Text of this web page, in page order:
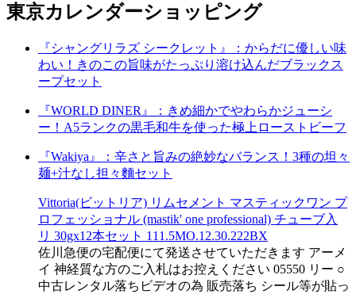
東京カレンダーショッピング
『シャングリラズ シークレット』：からだに優しい味
わい！きのこの旨味がたっぷり溶け込んだブラックス
ープセット
『WORLD DINER』：きめ細かでやわらかジューシ
ー！A5ランクの黒毛和牛を使った極上ローストビーフ
『Wakiya』：辛さと旨みの絶妙なバランス！3種の坦々
麺+汁なし担々麵セット
Vittoria(ビットリア) リムセメント マスティックワン プ
ロフェッショナル (mastik' one professional) チューブ入
リ 30gx12本セット 111.5MO.12.30.222BX
佐川急便の宅配便にて発送させていただきます アーメ
イ 神経質な方のご入札はお控えください 05550 リー ○
中古レンタル落ちビデオの為 販売落ち シール等が貼っ